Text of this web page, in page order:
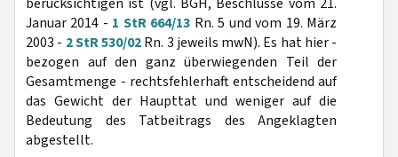
Januar 2014 - 1 StR 664/13 Rn. 5 und vom 19. März
2003 - 2 StR 530/02Rn. 3 jeweils mwN). Es hat hier -
bezogen auf den ganz überwiegenden Teil der
Gesamtmenge - rechtsfehlerhaft entscheidend auf
das Gewicht der Haupttat und weniger auf die
Bedeutung des Tatbeitrags des Angeklagten
abgestellt.